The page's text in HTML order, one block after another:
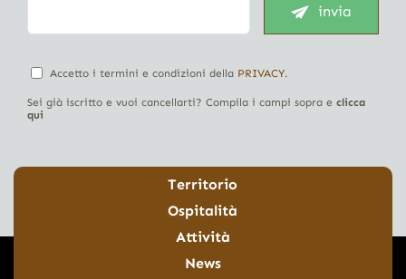
invia
Accetto i termini e condizioni della PRIVACY.
Sei già iscritto e vuoi cancellarti? Compila i campi sopra e clicca
qui
Territorio
Ospitalità
Attività
News